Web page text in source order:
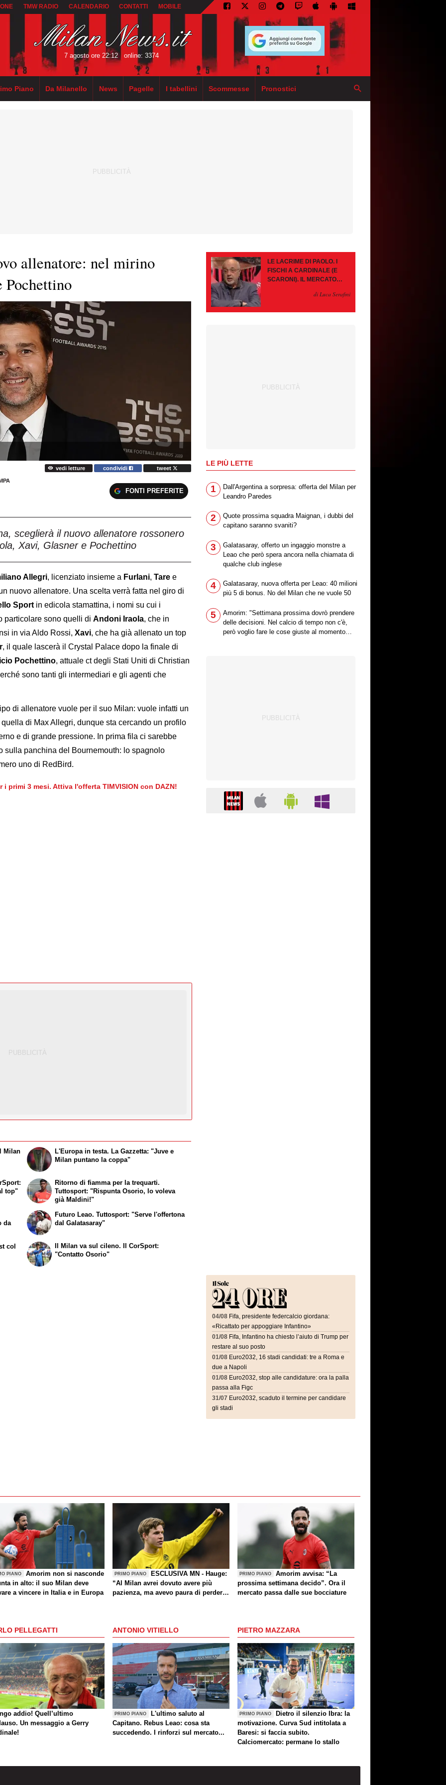
TMW RADIO CALENDARIO CONTATTI MOBILE
7 agosto ore 22:12 online: 3374
Piano Da Milanello News Pagelle I tabellini Scommesse Pronostici
allenatore: nel mirino
Pochettino
vedi letture condividi tweet
FONTI PREFERITE
sceglierà il nuovo allenatore rossonero
Xavi, Glasner e Pochettino
Allegri, licenziato insieme a Furlani, Tare e
nuovo allenatore. Una scelta verrà fatta nel giro di
Sport in edicola stamattina, i nomi su cui i
particolare sono quelli di Andoni Iraola, che in
in via Aldo Rossi, Xavi, che ha già allenato un top
, il quale lascerà il Crystal Palace dopo la finale di
Pochettino, attuale ct degli Stati Uniti di Christian
sono tanti gli intermediari e gli agenti che
di allenatore vuole per il suo Milan: vuole infatti un
di Max Allegri, dunque sta cercando un profilo
e di grande pressione. In prima fila ci sarebbe
sulla panchina del Bournemouth: lo spagnolo
uno di RedBird.
i primi 3 mesi. Attiva l'offerta TIMVISION con DAZN!
Milan
top"
L'Europa in testa. La Gazzetta: "Juve e
Milan puntano la coppa"
Ritorno di fiamma per la trequarti.
Tuttosport: "Rispunta Osorio, lo voleva
già Maldini!"
da
col
Futuro Leao. Tuttosport: "Serve l'offertona
dal Galatasaray"
Il Milan va sul cileno. Il CorSport:
"Contatto Osorio"
LE LACRIME DI PAOLO. I
FISCHI A CARDINALE (E
SCARONI). IL MERCATO
PAZIENZA, SE RESTA È
di Luca Serafini
LE PIÙ LETTE
1
Dall'Argentina a sorpresa: offerta del Milan per
Leandro Paredes
2
Quote prossima squadra Maignan, i dubbi del
capitano saranno svaniti?
3
Galatasaray, offerto un ingaggio monstre a
Leao che però spera ancora nella chiamata di
qualche club inglese
4
Galatasaray, nuova offerta per Leao: 40 milioni
più 5 di bonus. No del Milan che ne vuole 50
5
Amorim: "Settimana prossima dovrò prendere
delle decisioni. Nel calcio di tempo non c'è,
però voglio fare le cose giuste al momento
04/08 Fifa, presidente federcalcio giordana:
«Ricattato per appoggiare Infantino»
01/08 Fifa, Infantino ha chiesto l’aiuto di Trump per
restare al suo posto
01/08 Euro2032, 16 stadi candidati: tre a Roma e
due a Napoli
01/08 Euro2032, stop alle candidature: ora la palla
passa alla Figc
31/07 Euro2032, scaduto il termine per candidare
gli stadi
PIANO
Amorim non si nasconde
in alto: il suo Milan deve
a vincere in Italia e in Europa
PRIMO PIANO
ESCLUSIVA MN - Hauge:
“Al Milan avrei dovuto avere più
pazienza, ma avevo paura di perdere
un giorno? Magari. Forza Milan!”
PRIMO PIANO
Amorim avvisa: “La
prossima settimana decido”. Ora il
mercato passa dalle sue bocciature
PELLEGATTI
addio! Quell’ultimo
Un messaggio a Gerry
ANTONIO VITIELLO
PRIMO PIANO
L'ultimo saluto al
Capitano. Rebus Leao: cosa sta
succedendo. I rinforzi sul mercato...
PIETRO MAZZARA
PRIMO PIANO
Dietro il silenzio Ibra: la
motivazione. Curva Sud intitolata a
Baresi: si faccia subito.
Calciomercato: permane lo stallo